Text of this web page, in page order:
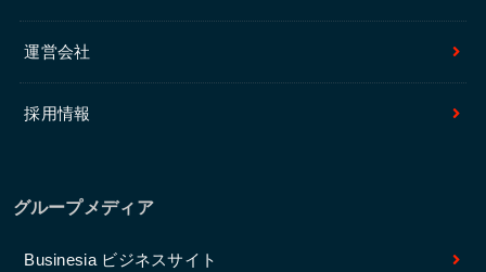
運営会社
採用情報
グループメディア
Businesia ビジネスサイト